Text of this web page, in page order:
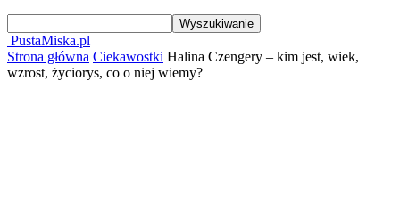
PustaMiska.pl
Strona główna Ciekawostki Halina Czengery – kim jest, wiek,
wzrost, życiorys, co o niej wiemy?